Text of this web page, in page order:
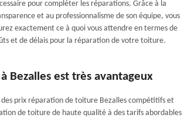
pour compléter les réparations. Grâce à la
et au professionnalisme de son équipe, vous
exactement ce à quoi vous attendre en termes de
et de délais pour la réparation de votre toiture.
Bezalles est très avantageux
prix réparation de toiture Bezalles compétitifs et
de toiture de haute qualité à des tarifs abordables